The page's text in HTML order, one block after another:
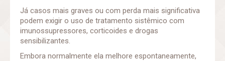
Já casos mais graves ou com perda mais significativa
podem exigir o uso de tratamento sistêmico com
imunossupressores, corticoides e drogas
sensibilizantes.
Embora normalmente ela melhore espontaneamente,